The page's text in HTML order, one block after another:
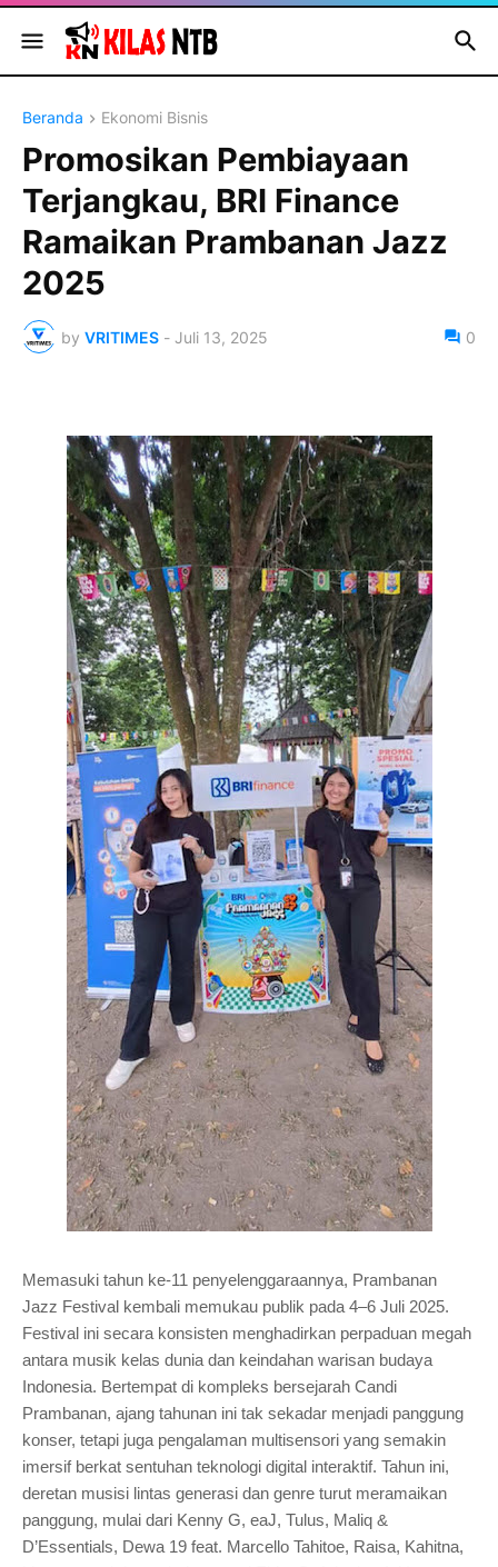
Beranda Ekonomi Bisnis
Promosikan Pembiayaan
Terjangkau, BRI Finance
Ramaikan Prambanan Jazz
2025
by VRITIMES - Juli 13, 2025 0
Memasuki tahun ke-11 penyelenggaraannya, Prambanan
Jazz Festival kembali memukau publik pada 4–6 Juli 2025.
Festival ini secara konsisten menghadirkan perpaduan megah
antara musik kelas dunia dan keindahan warisan budaya
Indonesia. Bertempat di kompleks bersejarah Candi
Prambanan, ajang tahunan ini tak sekadar menjadi panggung
konser, tetapi juga pengalaman multisensori yang semakin
imersif berkat sentuhan teknologi digital interaktif. Tahun ini,
deretan musisi lintas generasi dan genre turut meramaikan
panggung, mulai dari Kenny G, eaJ, Tulus, Maliq &
D’Essentials, Dewa 19 feat. Marcello Tahitoe, Raisa, Kahitna,